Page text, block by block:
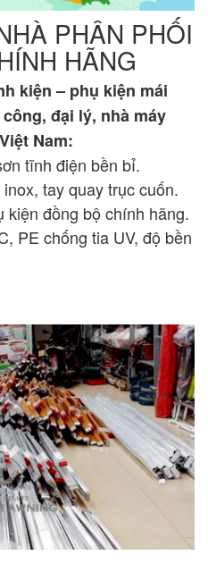
PHÂN PHỐI
HÃNG
kiện – phụ kiện mái
đại lý, nhà máy
Nam:
tĩnh điện bền bỉ.
tay quay trục cuốn.
kiện đồng bộ chính hãng.
PE chống tia UV, độ bền